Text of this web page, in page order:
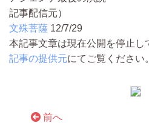
記事配信元）
文殊菩薩 12/7/29
本記事文章は現在公開を停止し
記事の提供元にてご覧ください。
前へ